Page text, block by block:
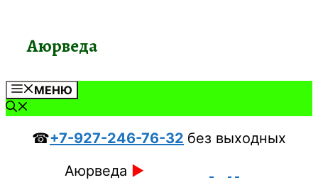
Аюрведа
МЕНЮ
☎+7-927-246-76-32 без выходных
Аюрведа ►